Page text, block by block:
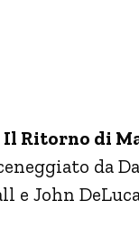
Il Ritorno di
da
e John